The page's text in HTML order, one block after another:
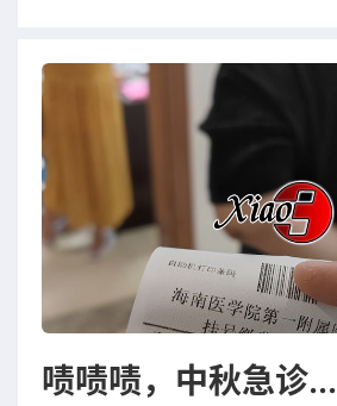
啧啧啧，中秋急诊...